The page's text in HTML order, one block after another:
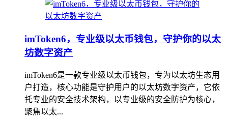
imToken6，专业级以太币钱包，守护你的以太
坊数字资产
imToken6是一款专业级以太币钱包，专为以太坊生态用
户打造，核心功能是守护用户的以太坊数字资产，它依
托专业的安全技术架构，以专业级的安全防护为核心，
聚焦以太...